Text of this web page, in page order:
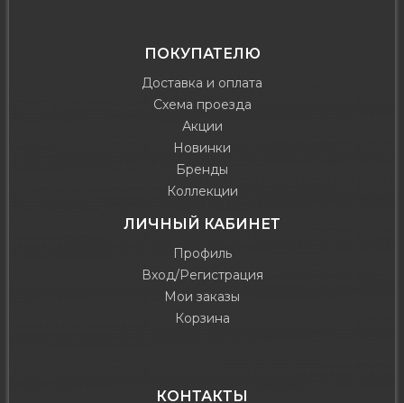
ПОКУПАТЕЛЮ
Доставка и оплата
Схема проезда
Акции
Новинки
Бренды
Коллекции
ЛИЧНЫЙ КАБИНЕТ
Профиль
Вход/Регистрация
Мои заказы
Корзина
КОНТАКТЫ